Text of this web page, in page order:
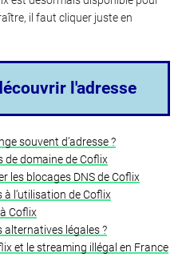
il faut cliquer juste en
l'adresse
souvent d’adresse ?
de domaine de Coflix
les blocages DNS de Coflix
à l’utilisation de Coflix
Coflix
alternatives légales ?
et le streaming illégal en France